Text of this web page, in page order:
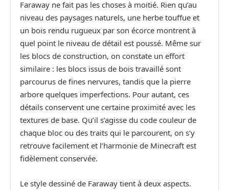
Faraway ne fait pas les choses à moitié. Rien qu’au
niveau des paysages naturels, une herbe touffue et
un bois rendu rugueux par son écorce montrent à
quel point le niveau de détail est poussé. Même sur
les blocs de construction, on constate un effort
similaire : les blocs issus de bois travaillé sont
parcourus de fines nervures, tandis que la pierre
arbore quelques imperfections. Pour autant, ces
détails conservent une certaine proximité avec les
textures de base. Qu’il s’agisse du code couleur de
chaque bloc ou des traits qui le parcourent, on s’y
retrouve facilement et l’harmonie de Minecraft est
fidèlement conservée.
Le style dessiné de Faraway tient à deux aspects.